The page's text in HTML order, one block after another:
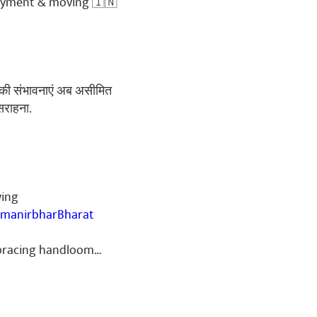
યાદવ છે. મારી ઉંમર ૨૪
માંથી આવતા કડીયા
કાર્યકર્તા છેલ્લાં ૪૦ વર્ષ
કરેલી. ૪૦ વર્ષ માં
કાર્યકર્તાને અહીંના
જાણ પણ કરવામાં નથી
પોચિયા એની પાછળ
જાશે તો ભવિષ્યમાં
જાશે તો ભવિષ્યમાં
નુકશાન વેઠવું પડશે.
संभावनाएं अब असीमित
handloom…